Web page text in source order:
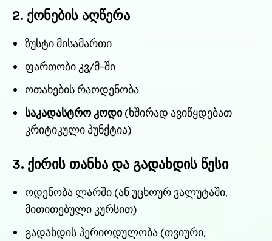
2. ქონების აღწერა
ზუსტი მისამართი
ფართობი კვ/მ-ში
ოთახების რაოდენობა
საკადასტრო კოდი(ხშირად ავიწყდებათ
კრიტიკული პუნქტია)
3. ქირის თანხა და გადახდის წესი
ოდენობა ლარში (ან უცხოურ ვალუტაში,
მითითებული კურსით)
გადახდის პერიოდულობა (თვიური,